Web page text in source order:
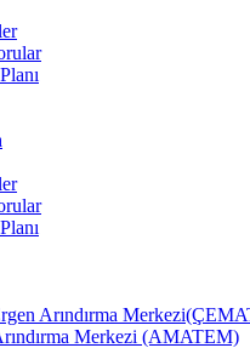
Arındırma
Merkezi (AMATEM)